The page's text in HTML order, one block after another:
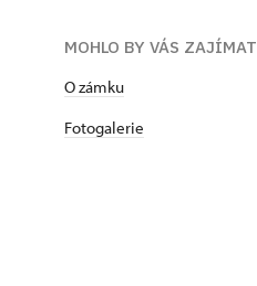
MOHLO BY VÁS ZAJÍMAT
​​​​​​O zámku
Fotogalerie